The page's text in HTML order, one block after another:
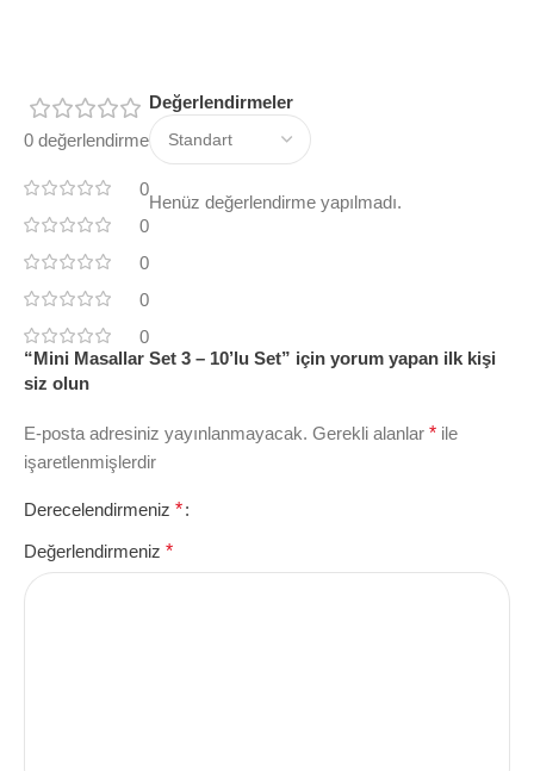
0 değerlendirme
0
0
0
0
0
Değerlendirmeler
Henüz değerlendirme yapılmadı.
“Mini Masallar Set 3 – 10’lu Set” için yorum yapan ilk kişi
siz olun
E-posta adresiniz yayınlanmayacak. Gerekli alanlar * ile
işaretlenmişlerdir
Derecelendirmeniz *
Değerlendirmeniz *